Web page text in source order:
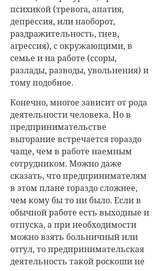
психикой (тревога, апатия,
депрессия, или наоборот,
раздражительность, гнев,
агрессия), с окружающими, в
семье и на работе (ссоры,
разлады, разводы, увольнения) и
тому подобное.
Конечно, многое зависит от рода
деятельности человека. Но в
предпринимательстве
выгорание встречается гораздо
чаще, чем в работе наемным
сотрудником. Можно даже
сказать, что предпринимателям
в этом плане гораздо сложнее,
чем кому бы то ни было. Если в
обычной работе есть выходные и
отпуска, а при необходимости
можно взять больничный или
отгул, то предпринимательская
деятельность такой роскоши не